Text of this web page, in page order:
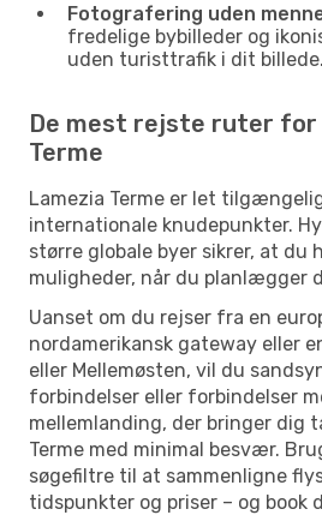
Fotografering uden
fredelige bybilleder og
uden turisttrafik i dit billede.
De mest rejste ruter for
Terme
Lamezia Terme er let
internationale knudepunkter.
større globale byer sikrer, at du
muligheder, når du planlægger
Uanset om du rejser fra en
nordamerikansk gateway eller
eller Mellemøsten, vil du
forbindelser eller forbindelser
mellemlanding, der bringer dig
Terme med minimal besvær.
søgefiltre til at sammenligne
tidspunkter og priser – og book